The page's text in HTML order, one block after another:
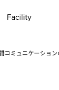
Facility
コミュニケーショ